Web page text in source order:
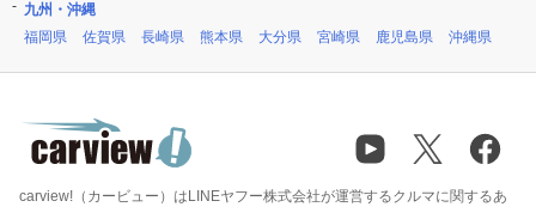
九州・沖縄
福岡県
佐賀県 長崎県 熊本県 大分県 宮崎県 鹿児島県 沖縄県
carview!（カービュー）はLINEヤフー株式会社が運営するクルマに関するあ